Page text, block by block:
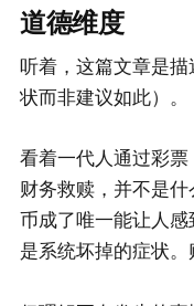
道德维度
听着，这篇文章是
状而非建议如此）。
看着一代人通过彩
财务救赎，并不是
币成了唯一能让人
是系统坏掉的症状。